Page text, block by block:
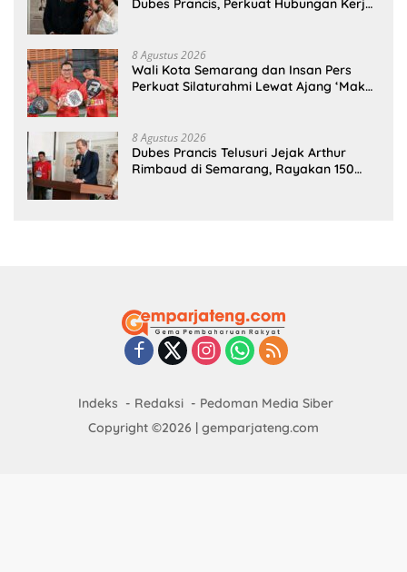
Dubes Prancis, Perkuat Hubungan Kerja
8 Agustus 2026
Wali Kota Semarang dan Insan Pers
Perkuat Silaturahmi Lewat Ajang ‘Mak
8 Agustus 2026
Dubes Prancis Telusuri Jejak Arthur
Rimbaud di Semarang, Rayakan 150
Indeks Redaksi
Pedoman Media Siber
Copyright ©2026 | gemparjateng.com